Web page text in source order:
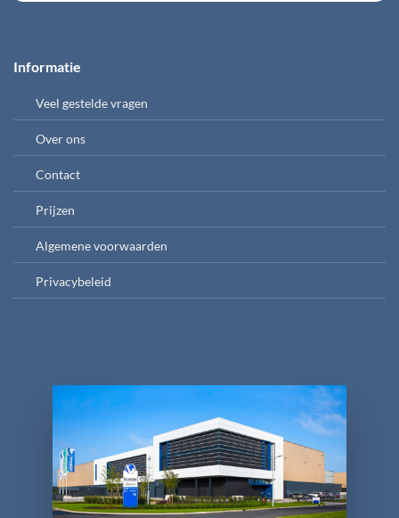
Informatie
Veel gestelde vragen
Over ons
Contact
Prijzen
Algemene voorwaarden
Privacybeleid